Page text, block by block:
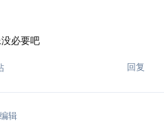
必要吧
回复
辑